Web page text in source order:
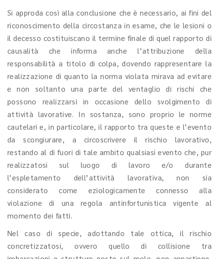
Si approda così alla conclusione che è necessario, ai fini del
riconoscimento della circostanza in esame, che le lesioni o
il decesso costituiscano il termine finale di quel rapporto di
causalità che informa anche l’attribuzione della
responsabilità a titolo di colpa, dovendo rappresentare la
realizzazione di quanto la norma violata mirava ad evitare
e non soltanto una parte del ventaglio di rischi che
possono realizzarsi in occasione dello svolgimento di
attività lavorative. In sostanza, sono proprio le norme
cautelari e, in particolare, il rapporto tra queste e l’evento
da scongiurare, a circoscrivere il rischio lavorativo,
restando al di fuori di tale ambito qualsiasi evento che, pur
realizzatosi sul luogo di lavoro e/o durante
l’espletamento dell’attività lavorativa, non sia
considerato come eziologicamente connesso alla
violazione di una regola antinfortunistica vigente al
momento dei fatti.
Nel caso di specie, adottando tale ottica, il rischio
concretizzatosi, ovvero quello di collisione tra